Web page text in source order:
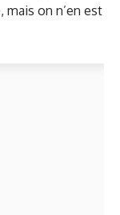
mais on n’en est